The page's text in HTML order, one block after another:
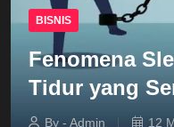
BISNIS
Fenomena
Tidur yang
By - Admin 12